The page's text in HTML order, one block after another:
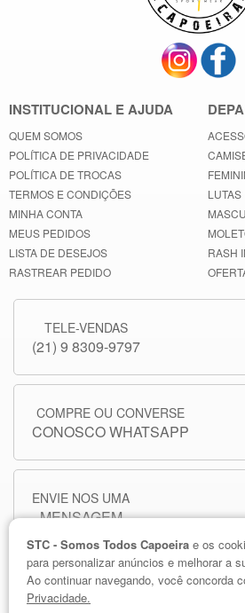
INSTITUCIONAL E AJUDA
QUEM SOMOS
POLÍTICA DE PRIVACIDADE
POLÍTICA DE TROCAS
TERMOS E CONDIÇÕES
MINHA CONTA
MEUS PEDIDOS
LISTA DE DESEJOS
RASTREAR PEDIDO
LUTAS
RASH
TELE-VENDAS
(21) 9 8309-9797
COMPRE OU CONVERSE
CONOSCO WHATSAPP
ENVIE NOS UMA
MENSAGEM
STC - Somos Todos Capoeira e os
para personalizar anúncios e melhorar a
Ao continuar navegando, você concorda
Privacidade.